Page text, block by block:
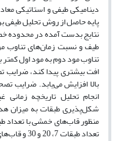
دینامیکی طیفی و استاتیکی
پایه حاصل از روش تحلیل طیفی
نتایج بدست آمده در محدوده
طیف و نسبت زمان‌های تناوب
تناوب مود دوم به مود اول
افت بیشتری پیدا کند، ضرایب
بالا افزایش می‌یابد. ضرایب
انجام تحلیل تاریخچه
شکل‌پذیری طبقات به میزان